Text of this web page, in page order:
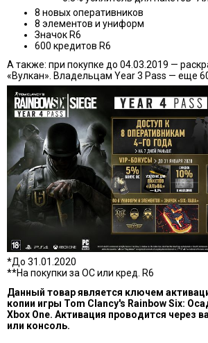
8 новых оперативников
8 элементов и униформ
Значок R6
600 кредитов R6
А также: при покупке до 04.03.2019 —
«Вулкан». Владельцам Year 3 Pass — еще
*До 31.01.2020
**На покупки за ОС или кред. R6
Данный товар является ключем
копии игры Tom Clancy's Rainbow Six:
Xbox One. Активация проводится через
или консоль.